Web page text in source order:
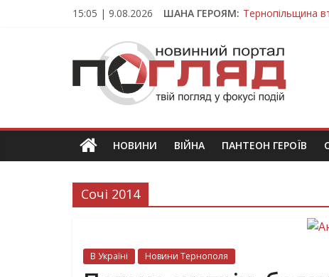
15:05 | 9.08.2026 ШАНА ГЕРОЯМ: Тернопільщина
На війні
Тернопільщина
Тернопільщина
ПОГЛЯД
Новини
Тернополя.
новини
та
НОВИНИ ВІЙНА ПАНТЕОН ГЕРОЇВ
Сочі 2014
В Україні Новини Тернополя